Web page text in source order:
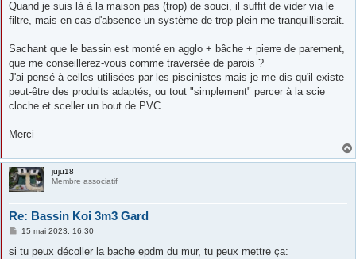
Quand je suis là à la maison pas (trop) de souci, il suffit de vider via le
filtre, mais en cas d'absence un système de trop plein me tranquilliserait.
Sachant que le bassin est monté en agglo + bâche + pierre de parement,
que me conseillerez-vous comme traversée de parois ?
J'ai pensé à celles utilisées par les piscinistes mais je me dis qu'il existe
peut-être des produits adaptés, ou tout "simplement" percer à la scie
cloche et sceller un bout de PVC...
Merci
juju18
Membre associatif
Re: Bassin Koi 3m3 Gard
M
s
15 mai 2023, 16:30
si tu peux décoller la bache epdm du mur, tu peux mettre ça: